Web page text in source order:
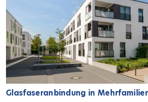
Glasfaseranbindung in